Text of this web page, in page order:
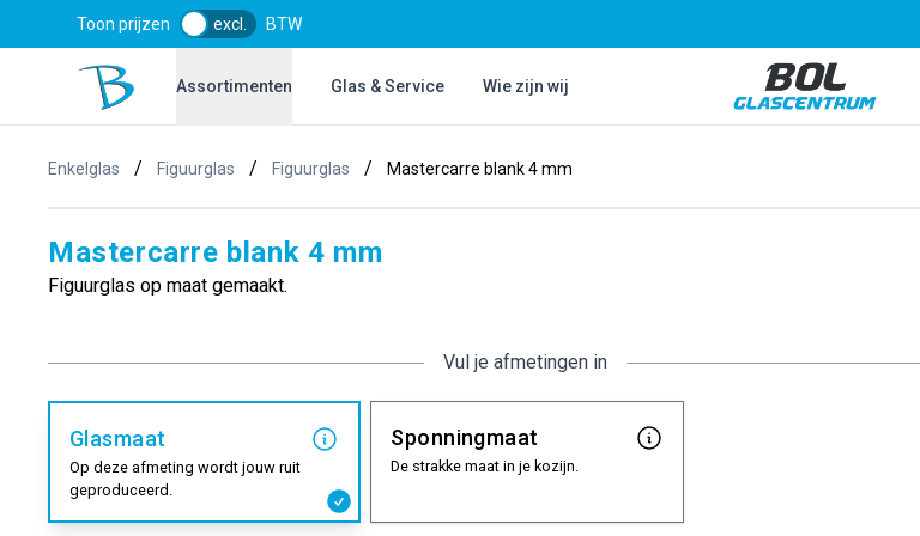
Toon prijzen excl. BTW
Bol Glascentrum B.V.Assortimenten Glas & Service Wie zijn wij
Bol Glascentrum B.V.
Enkelglas / Figuurglas / Figuurglas / Mastercarre blank 4 mm
Mastercarre blank 4 mm
Figuurglas op maat gemaakt.
Vul je afmetingen in
Glasmaat
Op deze afmeting wordt jouw ruit
geproduceerd.
Sponningmaat
De strakke maat in je kozijn.